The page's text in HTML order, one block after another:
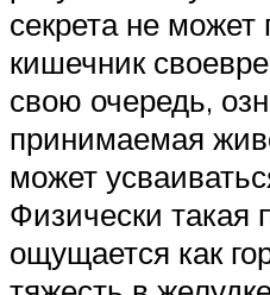
секрета не может
кишечник
свою очередь,
принимаемая
может
Физически такая
ощущается как